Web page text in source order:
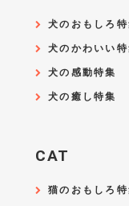
犬のおもしろ特
犬のかわいい特
犬の感動特集
犬の癒し特集
CAT
猫のおもしろ特